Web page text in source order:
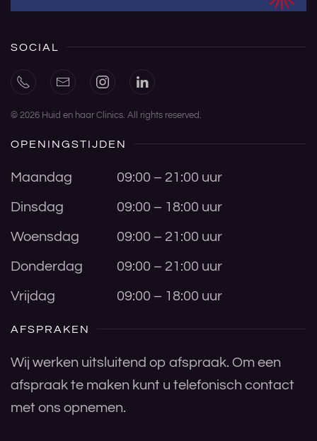
SOCIAL
© 2026 Huid en haar Clinics. All rights reserved.
OPENINGSTIJDEN
Maandag 09:00 – 21:00 uur
Dinsdag 09:00 – 18:00 uur
Woensdag 09:00 – 21:00 uur
Donderdag 09:00 – 21:00 uur
Vrijdag 09:00 – 18:00 uur
AFSPRAKEN
Wij werken uitsluitend op afspraak. Om een
afspraak te maken kunt u telefonisch contact
met ons opnemen.